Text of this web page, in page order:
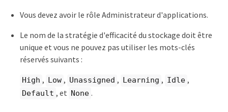
Vous devez avoir le rôle Administrateur d'applications.
Le nom de la stratégie d'efficacité du stockage doit être
unique et vous ne pouvez pas utiliser les mots-clés
réservés suivants :
High , Low , Unassigned , Learning , Idle ,
Default , et None .